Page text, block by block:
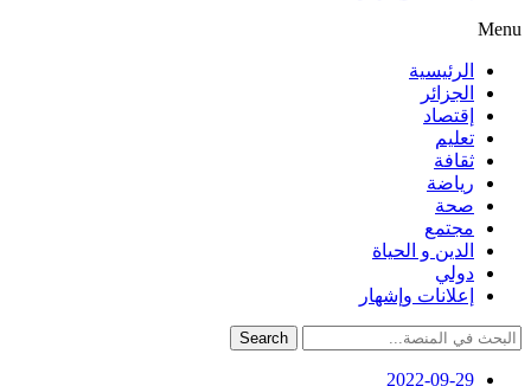
Menu
الرئيسية
الجزائر
إقتصاد
تعليم
ثقافة
رياضة
صحة
مجتمع
الدين و الحياة
دولي
إعلانات وإشهار
Search
2022-09-29